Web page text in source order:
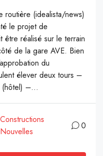
routière (idealista/news)
le projet de
être réalisé sur le terrain
de la gare AVE. Bien
du
élever deux tours –
(hôtel) –...
Constructions
Nouvelles
0